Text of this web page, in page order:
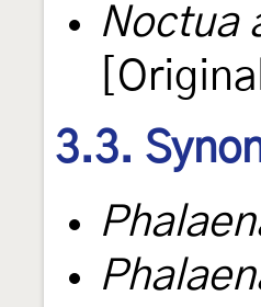
Noctua
3.3.